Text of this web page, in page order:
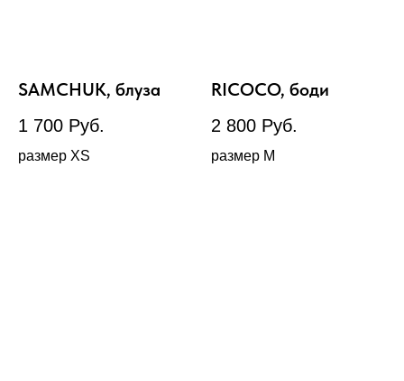
SAMCHUK, блуза
1 700 Руб.
размер XS
RICOCO, боди
2 800 Руб.
размер М